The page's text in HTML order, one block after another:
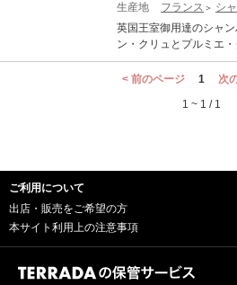
生産地
フランス
シ
英国王室御用達のシャ
ン・クリュとプルミエ
ウより造られるミレジメ「
シャンパーニュ地方の
もっとも古いシャンパ
レムを考案しました。
です。 1823年にジャン=バプティスト・ランソンとパー
トナーシップを組み、
は、グラン・クリュとプ
< 前のページ 1
次
1 ~ 1 / 1
ご利用について
出店・販売をご希望の方
本サイト利用上の注意事項